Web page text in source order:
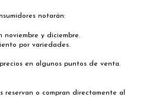
notarán:
noviembre y diciembre.
por variedades.
en algunos puntos de venta.
reservan o compran directamente al